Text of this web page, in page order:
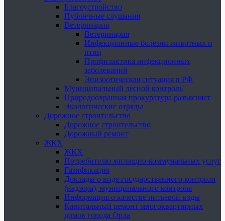
Благоустройство
Публичные слушания
Ветеринария
Ветеринария
Инфекционные болезни животных и
птиц
Профилактика инфекционных
заболеваний
Эпизоотическая ситуация в РФ
Муниципальный лесной контроль
Природоохранная прокуратура разъясняет
Экологические отряды
Дорожное строительство
Дорожное строительство
Дорожный ремонт
ЖКХ
ЖКХ
Потребителю жилищно-коммунальных услуг
Газификация
Доклады о виде государственного контроля
(надзора), муниципального контроля
Информация о качестве питьевой воды
Капитальный ремонт многоквартирных
домов города Орла